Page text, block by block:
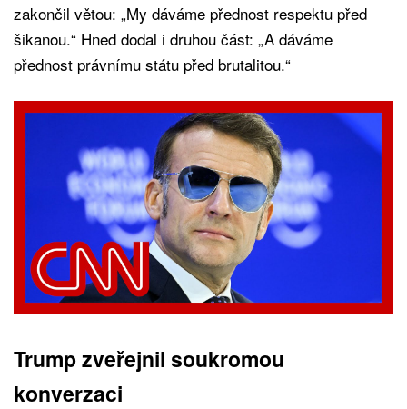
zakončil větou: „My dáváme přednost respektu před
šikanou.“ Hned dodal i druhou část: „A dáváme
přednost právnímu státu před brutalitou.“
Trump zveřejnil soukromou
konverzaci